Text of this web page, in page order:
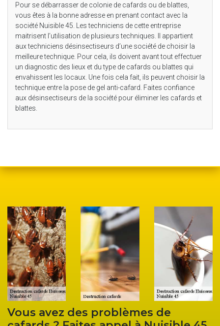
Pour se débarrasser de colonie de cafards ou de blattes,
vous êtes à la bonne adresse en prenant contact avec la
société Nuisible 45. Les techniciens de cette entreprise
maitrisent l’utilisation de plusieurs techniques. Il appartient
aux techniciens désinsectiseurs d’une société de choisir la
meilleure technique. Pour cela, ils doivent avant tout effectuer
un diagnostic des lieux et du type de cafards ou blattes qui
envahissent les locaux. Une fois cela fait, ils peuvent choisir la
technique entre la pose de gel anti-cafard. Faites confiance
aux désinsectiseurs de la société pour éliminer les cafards et
blattes.
Vous avez des problèmes de